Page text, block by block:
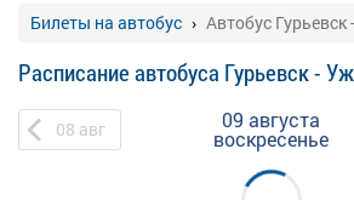
Билеты на автобус Автобус
Расписание автобуса Гурьевск -
08 авг 09 августа
воскресенье